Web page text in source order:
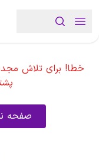
خطا! برای تلاش
صفحه